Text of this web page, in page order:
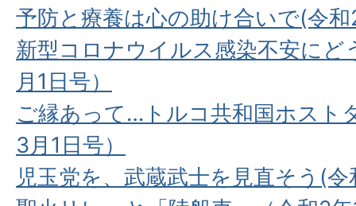
予防と療養は心の助け合いで(令
新型コロナウイルス感染不安に
月1日号）
ご縁あって…トルコ共和国ホスト
3月1日号）
児玉党を、武蔵武士を見直そう(